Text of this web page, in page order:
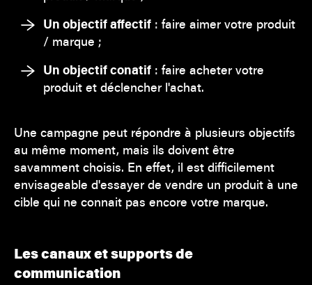
Un objectif affectif : faire aimer votre produit
/ marque ;
Un objectif conatif : faire acheter votre
produit et déclencher l'achat.
Une campagne peut répondre à plusieurs objectifs
au même moment, mais ils doivent être
savamment choisis. En effet, il est difficilement
envisageable d'essayer de vendre un produit à une
cible qui ne connait pas encore votre marque.
Les canaux et supports de
communication